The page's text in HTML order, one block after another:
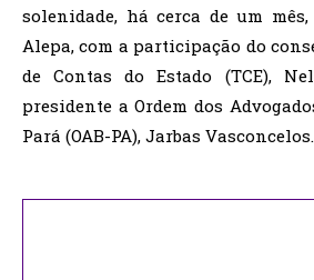
solenidade, há cerca de um
Alepa, com a participação do
de Contas do Estado (TCE),
presidente a Ordem dos
Pará (OAB-PA), Jarbas Vasconcelos.